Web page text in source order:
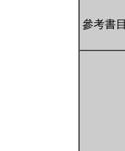
參考書目